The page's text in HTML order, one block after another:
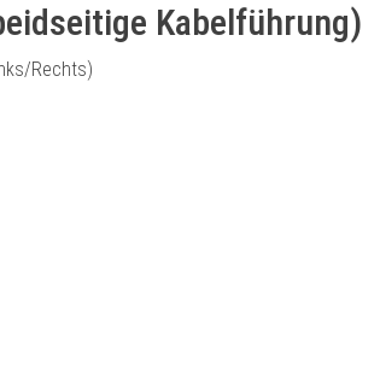
Kabelführung)
Rechts)